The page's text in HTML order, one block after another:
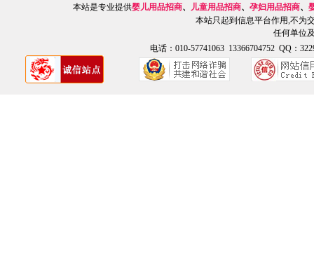
本站是专业提供婴儿用品招商、 儿童用品招商、 孕妇用品招商、
本站只起到信息平台作用,不为
任何单位
电话：010-57741063 13366704752 QQ：